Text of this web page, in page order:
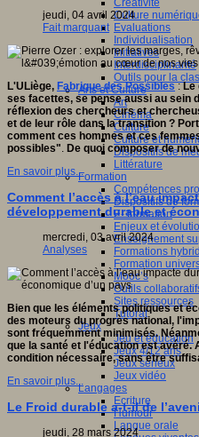
Créativité
Culture
Evaluations
Individualisation
Initiatives
Interdisciplinarité
Outils pour la
Arts et Culture
Art
Cinéma
Culture
Culture et
Dispositifs de
Littérature
Formation
Compétences
Dispositifs de
E- formation
Enjeux et
Enseignement
Formations
Formation
Mooc’s
Outils
Sites ressources
Tutorat
Jeux
Jeu et éducation
Jeux 4/12 ans
Jeux sérieux
Jeux vidéo
Langages
Ecriture
Humour
Langue orale
jeudi, 04 avril 2024
Fait marquant
L'ULiège, Fabrique des Possibles:Le
ses facettes, se pense aussi au sein
réflexion des chercheurs et
et de leur rôle dans la transition ?
comment ces hommes et ces
possibles". De quoi composer de
En savoir plus...
Comment l’accès à l’eau
développement durable et
mercredi, 03 avril 2024
Analyses
Bien que les éléments politiques et
des moteurs du progrès national,
sont fréquemment minimisés.
que la santé et l'éducation est avéré.
condition nécessaire, sans être
En savoir plus...
Le Froid durable a-t-il de
jeudi, 28 mars 2024